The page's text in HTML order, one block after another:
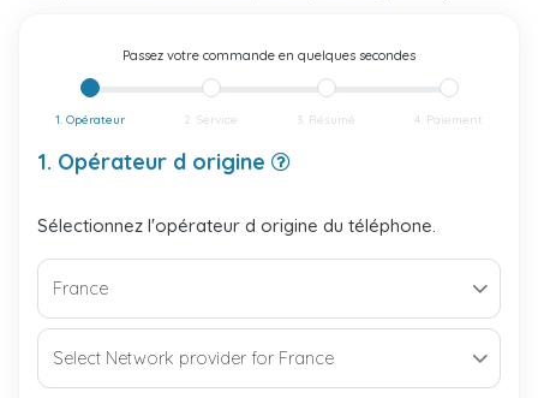
Passez votre commande en quelques secondes
1. Opérateur 2. Service 3. Résumé 4. Paiement
1. Opérateur d origine
Sélectionnez l'opérateur d origine du téléphone.